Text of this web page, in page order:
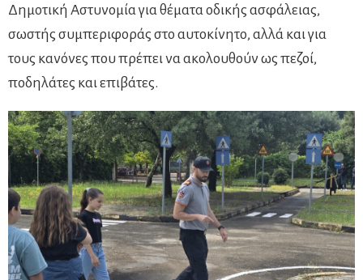
Δημοτική Αστυνομία για θέματα οδικής ασφάλειας,
σωστής συμπεριφοράς στο αυτοκίνητο, αλλά και για
τους κανόνες που πρέπει να ακολουθούν ως πεζοί,
ποδηλάτες και επιβάτες.